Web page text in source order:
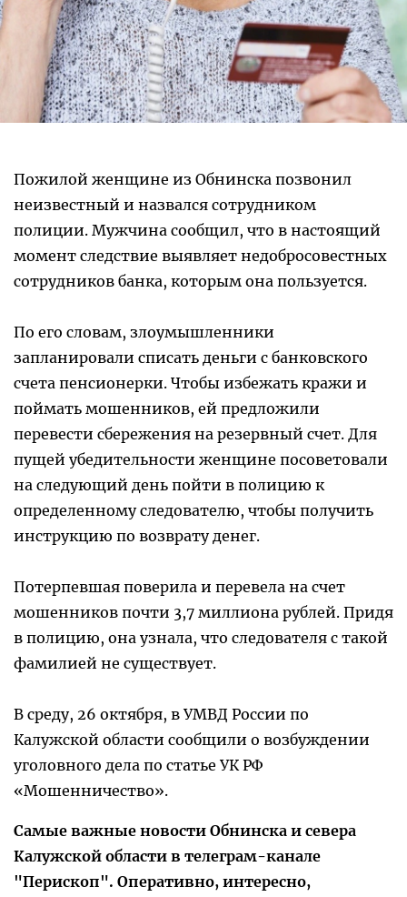
Пожилой женщине из Обнинска позвонил
неизвестный и назвался сотрудником
полиции. Мужчина сообщил, что в настоящий
момент следствие выявляет недобросовестных
сотрудников банка, которым она пользуется.
По его словам, злоумышленники
запланировали списать деньги с банковского
счета пенсионерки. Чтобы избежать кражи и
поймать мошенников, ей предложили
перевести сбережения на резервный счет. Для
пущей убедительности женщине посоветовали
на следующий день пойти в полицию к
определенному следователю, чтобы получить
инструкцию по возврату денег.
Потерпевшая поверила и перевела на счет
мошенников почти 3,7 миллиона рублей. Придя
в полицию, она узнала, что следователя с такой
фамилией не существует.
В среду, 26 октября, в УМВД России по
Калужской области сообщили о возбуждении
уголовного дела по статье УК РФ
«Мошенничество».
Самые важные новости Обнинска и севера
Калужской области в телеграм-канале
"Перископ". Оперативно, интересно,